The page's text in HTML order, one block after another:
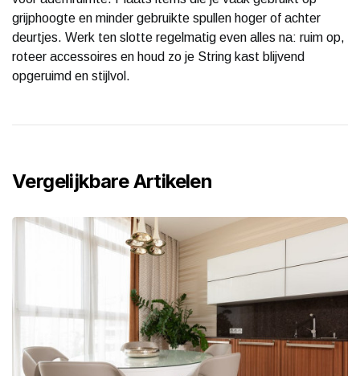
grijphoogte en minder gebruikte spullen hoger of achter
deurtjes. Werk ten slotte regelmatig even alles na: ruim op,
roteer accessoires en houd zo je String kast blijvend
opgeruimd en stijlvol.
Vergelijkbare Artikelen